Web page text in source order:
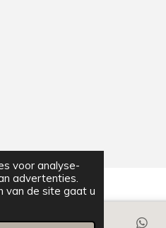
voor analyse-
advertenties.
van de site gaat u